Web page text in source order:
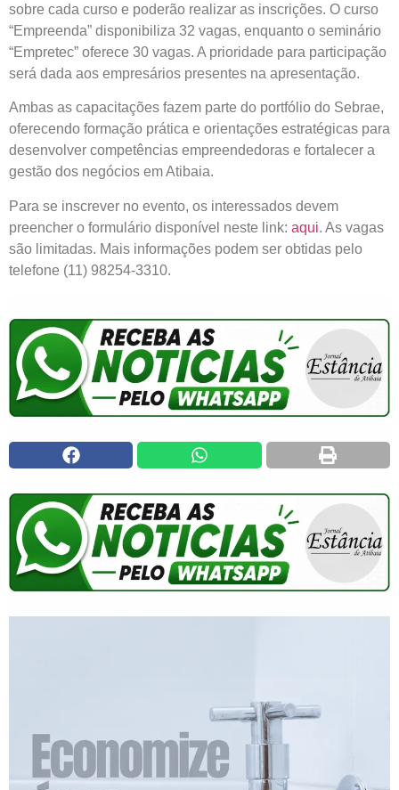
sobre cada curso e poderão realizar as inscrições. O curso
“Empreenda” disponibiliza 32 vagas, enquanto o seminário
“Empretec” oferece 30 vagas. A prioridade para participação
será dada aos empresários presentes na apresentação.
Ambas as capacitações fazem parte do portfólio do Sebrae,
oferecendo formação prática e orientações estratégicas para
desenvolver competências empreendedoras e fortalecer a
gestão dos negócios em Atibaia.
Para se inscrever no evento, os interessados devem
preencher o formulário disponível neste link: aqui. As vagas
são limitadas. Mais informações podem ser obtidas pelo
telefone (11) 98254-3310.